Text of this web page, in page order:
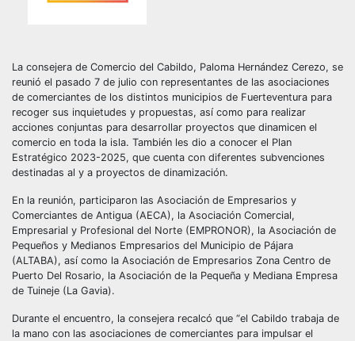
La consejera de Comercio del Cabildo, Paloma Hernández Cerezo, se
reunió el pasado 7 de julio con representantes de las asociaciones
de comerciantes de los distintos municipios de Fuerteventura para
recoger sus inquietudes y propuestas, así como para realizar
acciones conjuntas para desarrollar proyectos que dinamicen el
comercio en toda la isla. También les dio a conocer el Plan
Estratégico 2023-2025, que cuenta con diferentes subvenciones
destinadas al y a proyectos de dinamización.
En la reunión, participaron las Asociación de Empresarios y
Comerciantes de Antigua (AECA), la Asociación Comercial,
Empresarial y Profesional del Norte (EMPRONOR), la Asociación de
Pequeños y Medianos Empresarios del Municipio de Pájara
(ALTABA), así como la Asociación de Empresarios Zona Centro de
Puerto Del Rosario, la Asociación de la Pequeña y Mediana Empresa
de Tuineje (La Gavia).
Durante el encuentro, la consejera recalcó que “el Cabildo trabaja de
la mano con las asociaciones de comerciantes para impulsar el